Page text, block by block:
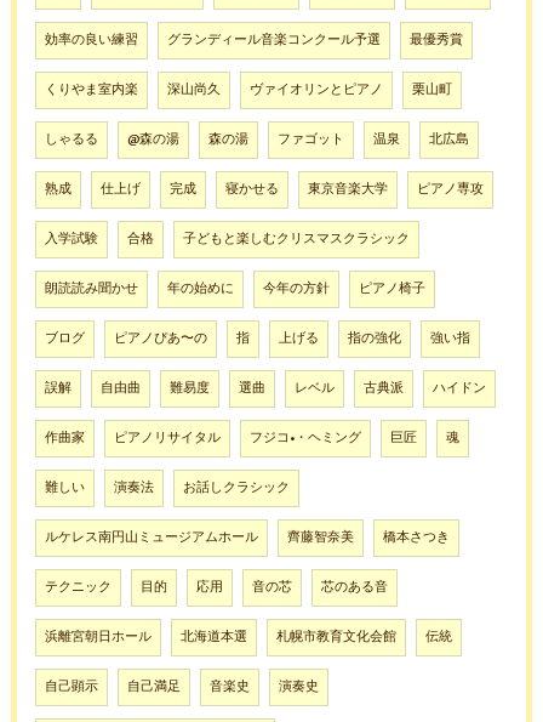
効率の良い練習 グランディール音楽コンクール予選 最優秀賞
くりやま室内楽 深山尚久 ヴァイオリンとピアノ 栗山町
しゃるる @森の湯 森の湯 ファゴット 温泉 北広島
熟成 仕上げ 完成 寝かせる 東京音楽大学 ピアノ専攻
入学試験 合格 子どもと楽しむクリスマスクラシック
朗読読み聞かせ 年の始めに 今年の方針 ピアノ椅子
ブログ ピアノぴあ〜の 指 上げる 指の強化 強い指
誤解 自由曲 難易度 選曲 レベル 古典派 ハイドン
作曲家 ピアノリサイタル フジコ•・ヘミング 巨匠 魂
難しい 演奏法 お話しクラシック
ルケレス南円山ミュージアムホール 齊藤智奈美 橋本さつき
テクニック 目的 応用 音の芯 芯のある音
浜離宮朝日ホール 北海道本選 札幌市教育文化会館 伝統
自己顕示 自己満足 音楽史 演奏史